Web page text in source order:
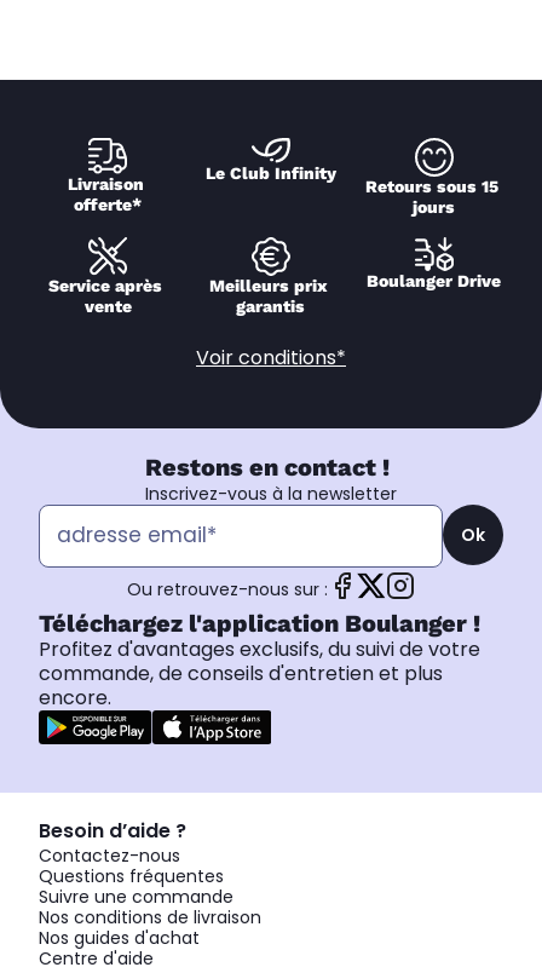
Livraison
offerte*
Le Club Infinity
Retours sous 15
jours
Service après
vente
Meilleurs prix
garantis
Boulanger Drive
Voir conditions*
Restons en contact !
Inscrivez-vous à la newsletter
Ok
Ou retrouvez-nous sur :
Téléchargez l'application Boulanger !
Profitez d'avantages exclusifs, du suivi de votre
commande, de conseils d'entretien et plus
encore.
Besoin d’aide ?
Contactez-nous
Questions fréquentes
Suivre une commande
Nos conditions de livraison
Nos guides d'achat
Centre d'aide